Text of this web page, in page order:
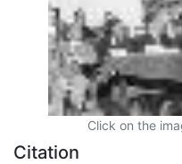
Click on the
Citation